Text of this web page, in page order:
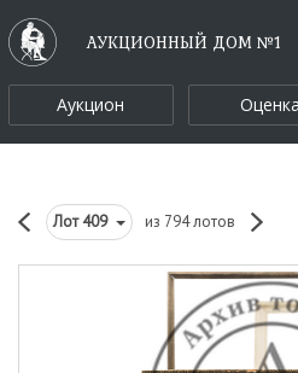
АУКЦИОННЫЙ ДОМ №1
Аукцион Оценка
Лот409 из 794 лотов